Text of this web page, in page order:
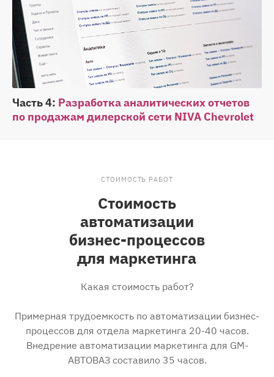
Часть 4: Разработка аналитических отчетов
по продажам дилерской сети NIVA Chevrolet
СТОИМОСТЬ РАБОТ
Стоимость
автоматизации
бизнес-процессов
для маркетинга
Какая стоимость работ?
Примерная трудоемкость по автоматизации бизнес-
процессов для отдела маркетинга 20-40 часов.
Внедрение автоматизации маркетинга для GM-
АВТОВАЗ составило 35 часов.